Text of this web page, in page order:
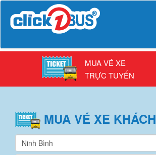
MUA VÉ XE
TRỰC TUYẾN
MUA VÉ XE KHÁCH